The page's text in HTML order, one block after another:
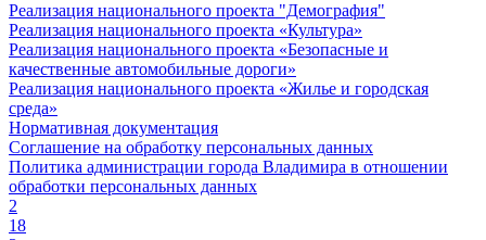
Реализация национального проекта "Демография"
Реализация национального проекта «Культура»
Реализация национального проекта «Безопасные и
качественные автомобильные дороги»
Реализация национального проекта «Жилье и городская
среда»
Нормативная документация
Соглашение на обработку персональных данных
Политика администрации города Владимира в отношении
обработки персональных данных
2
18